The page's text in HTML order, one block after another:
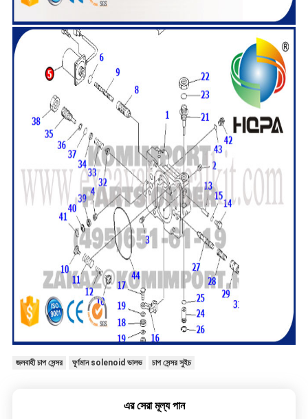
জলবাহী চাপ সেন্সর ঘূর্ণমান solenoid ভালভ চাপ সেন্সর সুইচ
এর সেরা মূল্য পান